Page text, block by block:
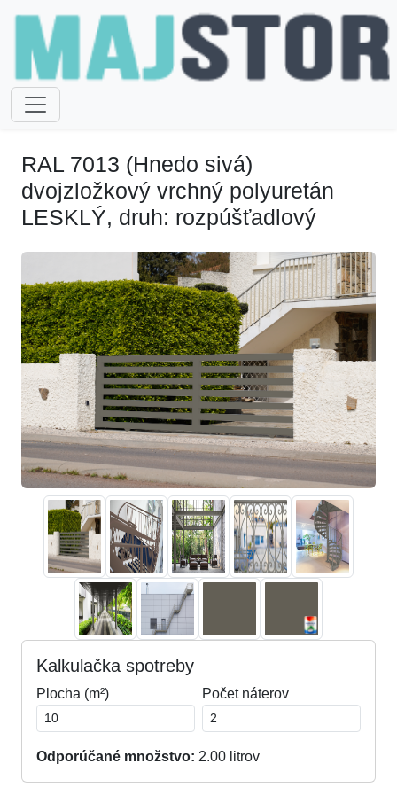
RAL 7013 (Hnedo sivá)
dvojzložkový vrchný polyuretán
LESKLÝ, druh: rozpúšťadlový
Kalkulačka spotreby
Plocha (m²) Počet náterov
Odporúčané množstvo: 2.00 litrov